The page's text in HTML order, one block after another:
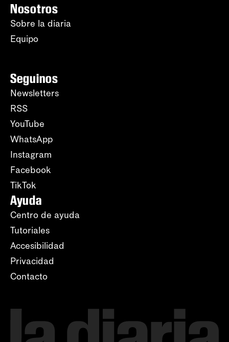
Nosotros
Sobre la diaria
Equipo
Seguinos
Newsletters
RSS
YouTube
WhatsApp
Instagram
Facebook
TikTok
Ayuda
Centro de ayuda
Tutoriales
Accesibilidad
Privacidad
Contacto